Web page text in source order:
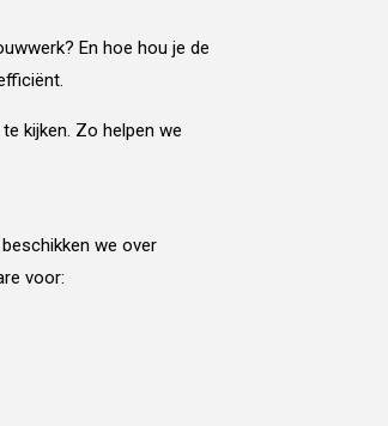
En hoe hou je de
kijken. Zo helpen we
we over
voor: